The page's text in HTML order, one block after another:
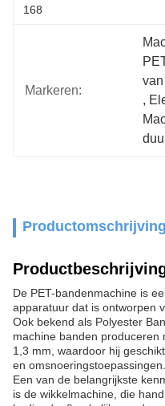
168
Markeren:
,
Productomschrijving
De PET-bandenmachine is
apparatuur dat is ontworpen
Ook bekend als Polyester
machine banden
1,3 mm, waardoor hij
en omsnoeringstoepassingen.
Een van de belangrijkste
is de wikkelmachine, die